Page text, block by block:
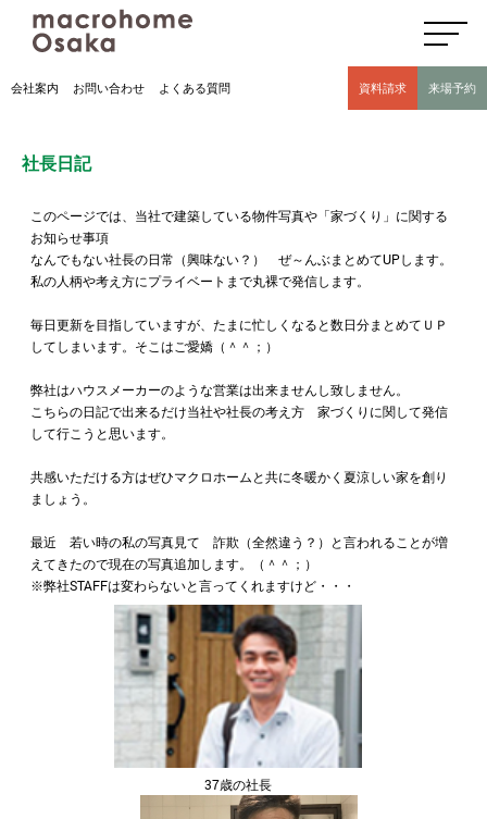
高気密高断熱住宅のマクロホーム大阪の社長日記(豊中市 モデルハウス有)
会社案内 お問い合わせ よくある質問 資料請求 来場予約
社長日記
このページでは、当社で建築している物件写真や「家づくり」に関する
お知らせ事項
なんでもない社長の日常（興味ない？） ぜ～んぶまとめてUPします。
私の人柄や考え方にプライベートまで丸裸で発信します。
毎日更新を目指していますが、たまに忙しくなると数日分まとめてＵＰ
してしまいます。そこはご愛嬌（＾＾；）
弊社はハウスメーカーのような営業は出来ませんし致しません。
こちらの日記で出来るだけ当社や社長の考え方 家づくりに関して発信
して行こうと思います。
共感いただける方はぜひマクロホームと共に冬暖かく夏涼しい家を創り
ましょう。
最近 若い時の私の写真見て 詐欺（全然違う？）と言われることが増
えてきたので現在の写真追加します。（＾＾；）
※弊社STAFFは変わらないと言ってくれますけど・・・
37歳の社長